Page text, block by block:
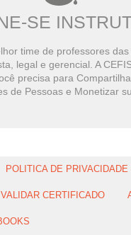
SE
time de professores das
legal e gerencial. A
precisa para
de Pessoas e Monetizar
POLITICA DE PRIVACIDADE
VALIDAR CERTIFICADO